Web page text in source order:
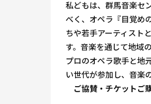
私どもは、群馬音楽セ
べく、オペラ『目覚め
ちや若手アーティスト
す。音楽を通じて地域
プロのオペラ歌手と地
い世代が参加し、音楽
ご協賛・チケットご